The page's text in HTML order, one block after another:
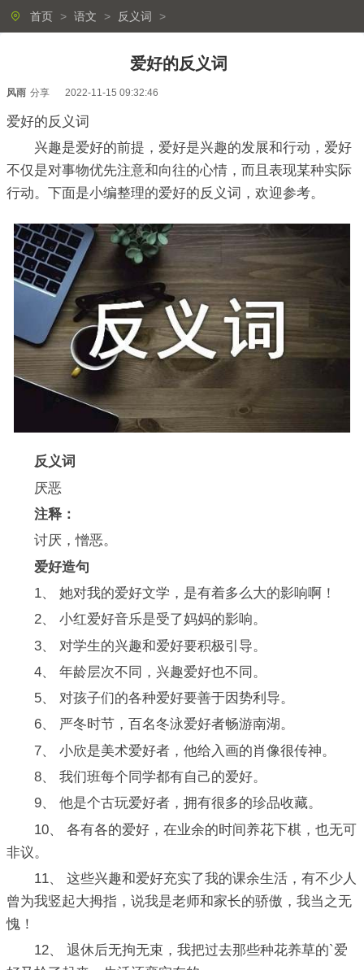
首页 > 语文 > 反义词 >
爱好的反义词
风雨 分享 2022-11-15 09:32:46
爱好的反义词
兴趣是爱好的前提，爱好是兴趣的发展和行动，爱好
不仅是对事物优先注意和向往的心情，而且表现某种实际
行动。下面是小编整理的爱好的反义词，欢迎参考。
反义词
厌恶
注释：
讨厌，憎恶。
爱好造句
1、 她对我的爱好文学，是有着多么大的影响啊！
2、 小红爱好音乐是受了妈妈的影响。
3、 对学生的兴趣和爱好要积极引导。
4、 年龄层次不同，兴趣爱好也不同。
5、 对孩子们的各种爱好要善于因势利导。
6、 严冬时节，百名冬泳爱好者畅游南湖。
7、 小欣是美术爱好者，他给入画的肖像很传神。
8、 我们班每个同学都有自己的爱好。
9、 他是个古玩爱好者，拥有很多的珍品收藏。
10、 各有各的爱好，在业余的时间养花下棋，也无可
非议。
11、 这些兴趣和爱好充实了我的课余生活，有不少人
曾为我竖起大拇指，说我是老师和家长的骄傲，我当之无
愧！
12、 退休后无拘无束，我把过去那些种花养草的`爱